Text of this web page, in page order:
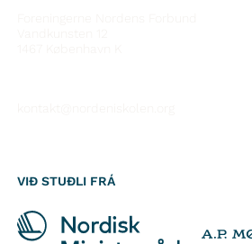
VIÐ STUÐLI FRÁ